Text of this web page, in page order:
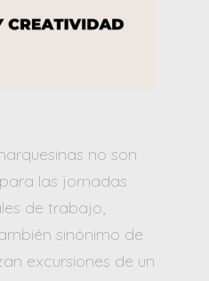
no son
las jornadas
de trabajo,
sinónimo de
excursiones de un